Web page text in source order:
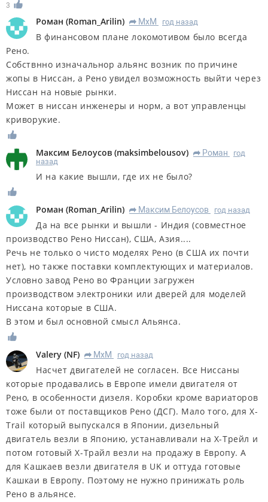
3
Роман (Roman_Arilin) R MxM год назад
В финансовом плане локомотивом было всегда
Рено.
Собствнно изначальнор альянс возник по причине
жопы в Ниссан, а Рено увидел возможность выйти через
Ниссан на новые рынки.
Может в ниссан инженеры и норм, а вот управленцы
криворукие.
Максим Белоусов (maksimbelousov) R Роман
год
назад
И на какие вышли, где их не было?
Роман (Roman_Arilin) R Максим Белоусов год назад
Да на все рынки и вышли - Индия (совместное
производство Рено Ниссан), США, Азия....
Речь не только о чисто моделях Рено (в США их почти
нет), но также поставки комплектующих и материалов.
Условно завод Рено во Франции загружен
производством электроники или дверей для моделей
Ниссана которые в США.
В этом и был основной смысл Альянса.
Valery (NF) R MxM год назад
Насчет двигателей не согласен. Все Ниссаны
которые продавались в Европе имели двигателя от
Рено, в особенности дизеля. Коробки кроме вариаторов
тоже были от поставщиков Рено (ДСГ). Мало того, для X-
Trail который выпускался в Японии, дизельный
двигатель везли в Японию, устанавливали на Х-Трейл и
потом готовый Х-Трайл везли на продажу в Европу. А
для Кашкаев везли двигателя в UK и оттуда готовые
Кашкаи в Европу. Поэтому не нужно принижать роль
Рено в альянсе.